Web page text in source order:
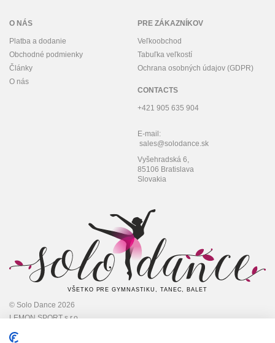
O NÁS
Platba a dodanie
Obchodné podmienky
Články
O nás
PRE ZÁKAZNÍKOV
Veľkoobchod
Tabuľka veľkostí
Ochrana osobných údajov (GDPR)
CONTACTS
+421 905 635 904
E-mail:
sales@solodance.sk
Vyšehradská 6,
85106 Bratislava
Slovakia
VŠETKO PRE GYMNASTIKU, TANEC, BALET
© Solo Dance 2026
LEMON SPORT s.r.o
IČO: 45 348 545,